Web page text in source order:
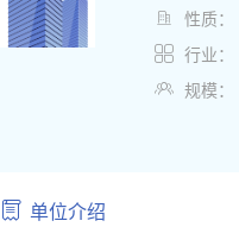
 性质：
 行业：
 规模：
单位介绍